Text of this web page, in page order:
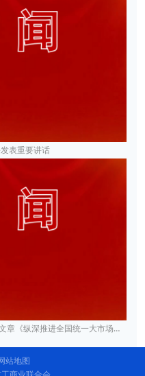
表重要讲话
纵深推进全国统一大市场建设》
站地图